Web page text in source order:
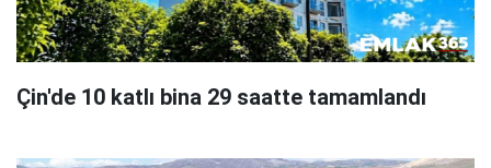
Çin'de 10 katlı bina 29 saatte tamamlandı